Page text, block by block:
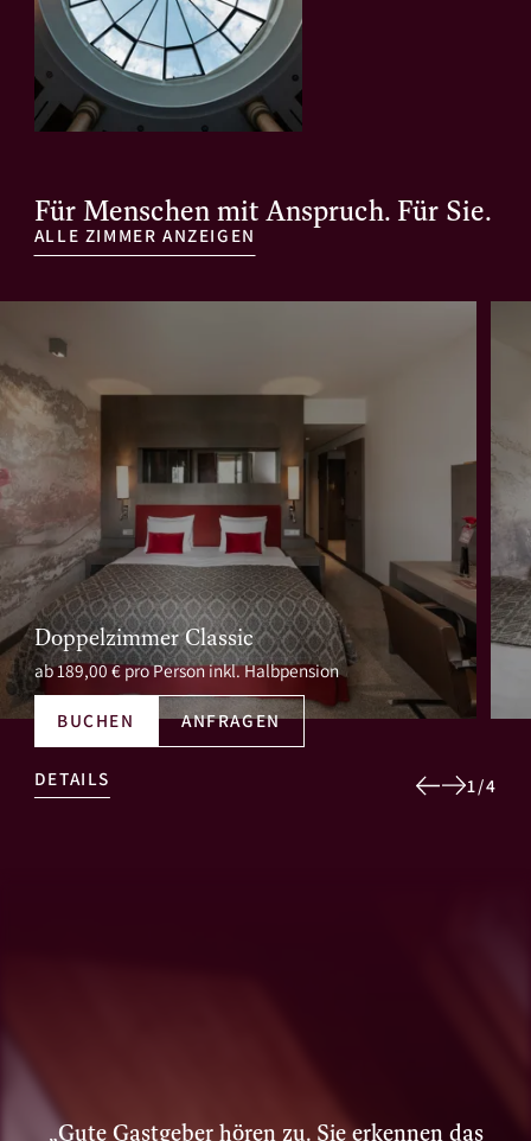
Für Menschen mit Anspruch. Für Sie.
ALLE ZIMMER ANZEIGEN
Doppelzimmer Classic
ab 189,00 € pro Person inkl. Halbpension
BUCHEN ANFRAGEN
DETAILS 1/4
„Gute Gastgeber hören zu. Sie erkennen das